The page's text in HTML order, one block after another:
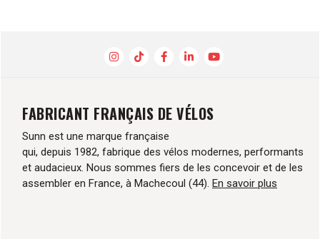
FABRICANT FRANÇAIS DE VÉLOS
Sunn est une marque française
qui, depuis 1982, fabrique des vélos modernes, performants
et audacieux. Nous sommes fiers de les concevoir et de les
assembler en France, à Machecoul (44). En savoir plus